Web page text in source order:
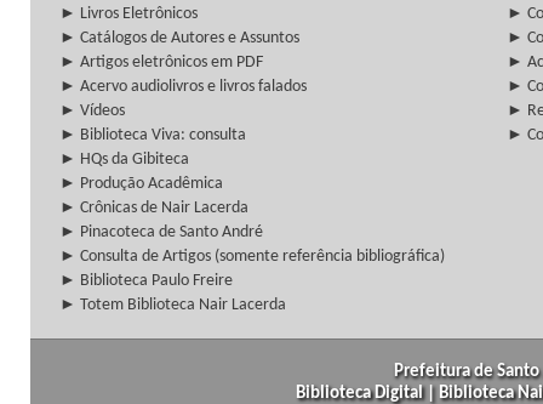
► Livros Eletrônicos
►
► Catálogos de Autores e Assuntos
►
► Artigos eletrônicos em PDF
►
► Acervo audiolivros e livros falados
►
► Vídeos
►
► Biblioteca Viva: consulta
►
► HQs da Gibiteca
► Produção Acadêmica
► Crônicas de Nair Lacerda
► Pinacoteca de Santo André
► Consulta de Artigos (somente referência bibliográfica)
► Biblioteca Paulo Freire
► Totem Biblioteca Nair Lacerda
Prefeitura de
Biblioteca Digital | Biblioteca